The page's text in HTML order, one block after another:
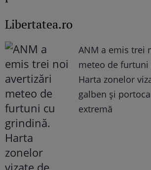
Libertatea.ro
ANM a emis trei
meteo de
Harta zonelor
galben și
extremă